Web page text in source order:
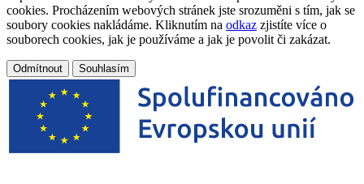
cookies. Procházením webových stránek jste srozuměni s tím, jak se
soubory cookies nakládáme. Kliknutím na odkaz zjistíte více o
souborech cookies, jak je používáme a jak je povolit či zakázat.
Odmítnout Souhlasím